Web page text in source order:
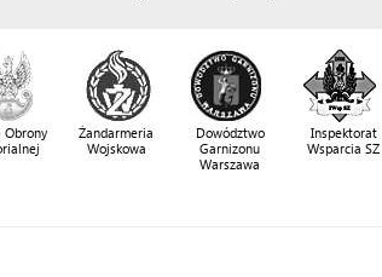
Obrony
Żandarmeria
Wojskowa
Dowództwo
Garnizonu
Warszawa
Inspektorat
Wsparcia SZ